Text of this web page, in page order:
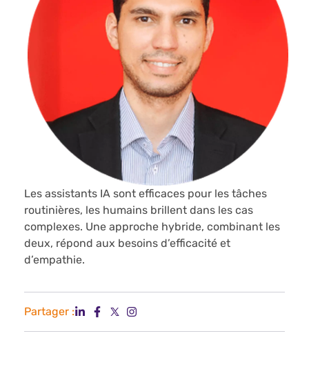
Les assistants IA sont efficaces pour les tâches
routinières, les humains brillent dans les cas
complexes. Une approche hybride, combinant les
deux, répond aux besoins d’efficacité et
d’empathie.
Partager :